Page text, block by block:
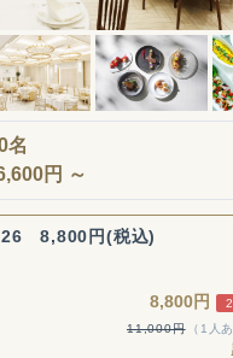
名
円 ～
8,800円(税込)
8,800円
11,000円
（1人